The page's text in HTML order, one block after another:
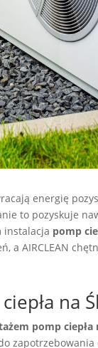
energię
to pozyskuje
instalacja pomp
a AIRCLEAN
na
pomp ciepła